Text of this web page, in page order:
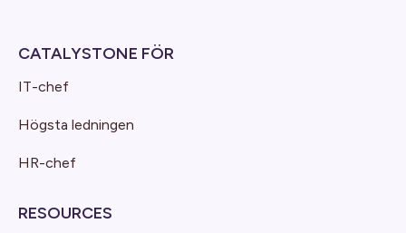
CATALYSTONE FÖR
IT-chef
Högsta ledningen
HR-chef
RESOURCES